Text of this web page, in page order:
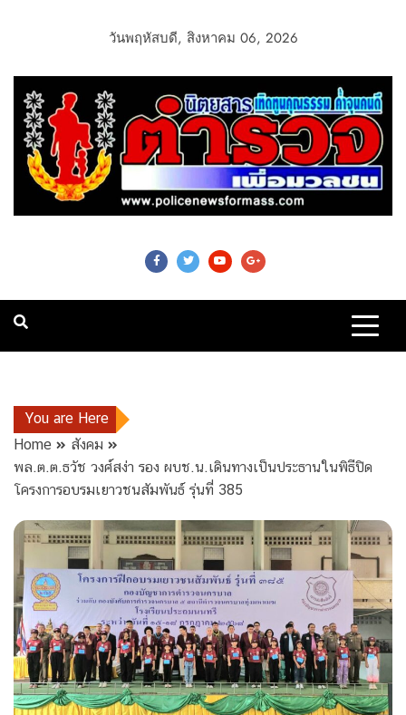
วันพฤหัสบดี, สิงหาคม 06, 2026
Police News For
Mass
You are Here
Home
สังคม
พล.ต.ต.ธวัช วงศ์สง่า รอง ผบช.น.เดินทางเป็นประธานในพิธีปิด
โครงการอบรมเยาวชนสัมพันธ์ รุ่นที่ 385